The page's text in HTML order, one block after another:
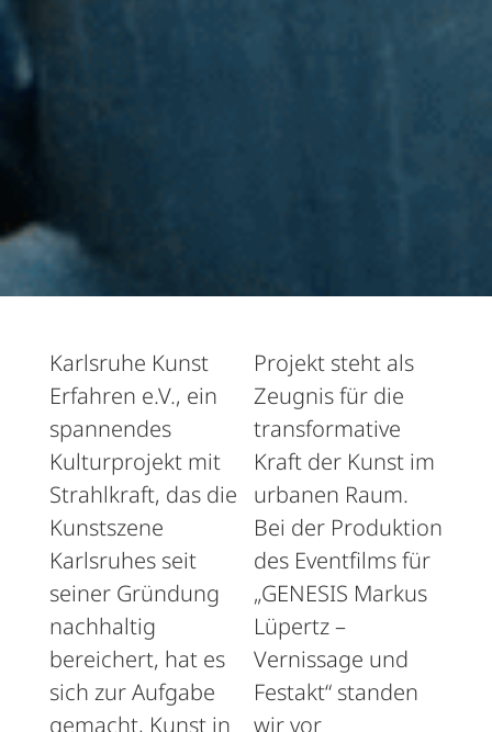
Karlsruhe Kunst
Erfahren e.V., ein
spannendes
Kulturprojekt mit
Strahlkraft, das die
Kunstszene
Karlsruhes seit
seiner Gründung
nachhaltig
bereichert, hat es
sich zur Aufgabe
gemacht, Kunst in
Projekt steht als
Zeugnis für die
transformative
Kraft der Kunst im
urbanen Raum.
Bei der Produktion
des Eventfilms für
„GENESIS Markus
Lüpertz –
Vernissage und
Festakt“ standen
wir vor